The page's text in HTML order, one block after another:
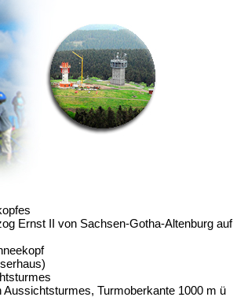
Ernst II von Sachsen-Gotha-Altenburg auf
Aussichtsturmes, Turmoberkante 1000 m ü